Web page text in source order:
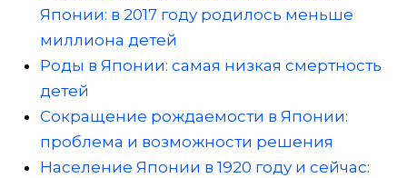
Японии: в 2017 году родилось меньше
миллиона детей
Роды в Японии: самая низкая смертность
детей
Сокращение рождаемости в Японии:
проблема и возможности решения
Население Японии в 1920 году и сейчас: